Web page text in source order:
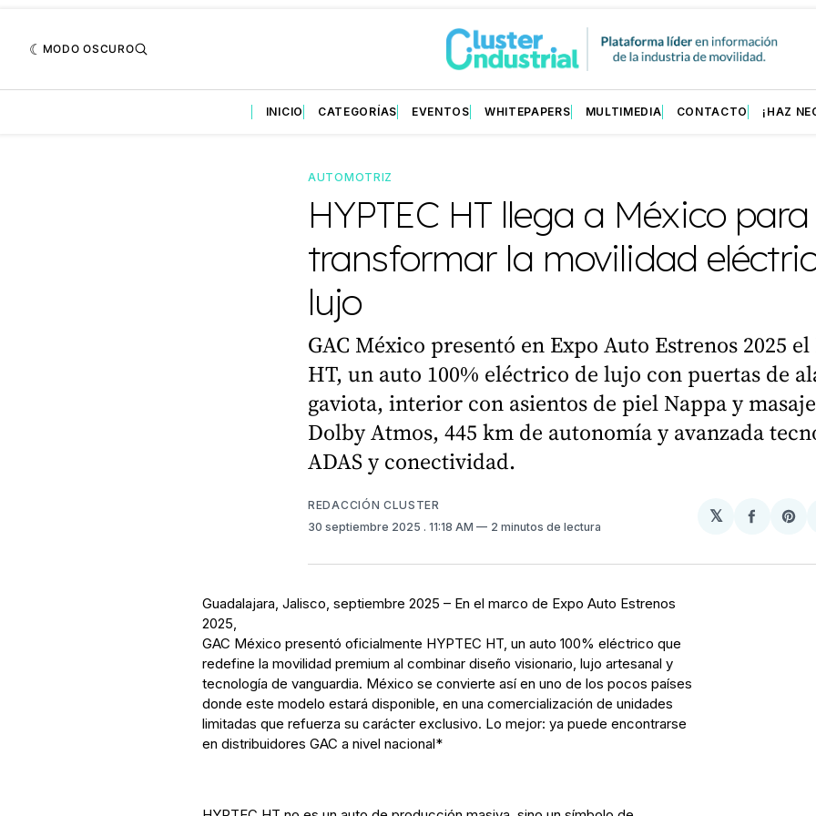
MODO OSCURO
INICIO CATEGORÍAS EVENTOS WHITEPAPERS MULTIMEDIA CONTACTO ¡HAZ
AUTOMOTRIZ
HYPTEC HT llega a México para
transformar la movilidad
lujo
GAC México presentó en Expo Auto Estrenos 2025 el
HT, un auto 100% eléctrico de lujo con puertas de
gaviota, interior con asientos de piel Nappa y
Dolby Atmos, 445 km de autonomía y avanzada
ADAS y conectividad.
REDACCIÓN CLUSTER
30 septiembre 2025 . 11:18 AM 2 minutos de lectura
𝕏
Guadalajara, Jalisco, septiembre 2025 – En el marco de Expo Auto Estrenos
2025,
GAC México presentó oficialmente HYPTEC HT, un auto 100% eléctrico que
redefine la movilidad premium al combinar diseño visionario, lujo artesanal y
tecnología de vanguardia. México se convierte así en uno de los pocos países
donde este modelo estará disponible, en una comercialización de unidades
limitadas que refuerza su carácter exclusivo. Lo mejor: ya puede encontrarse
en distribuidores GAC a nivel nacional*